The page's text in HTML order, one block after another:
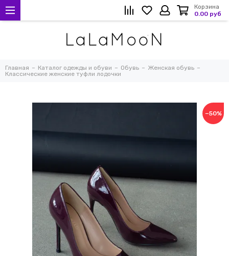
Корзина
0.00 руб
Главная Каталог одежды и обуви Обувь
Женская обувь
Классические женские туфли лодочки
−50%